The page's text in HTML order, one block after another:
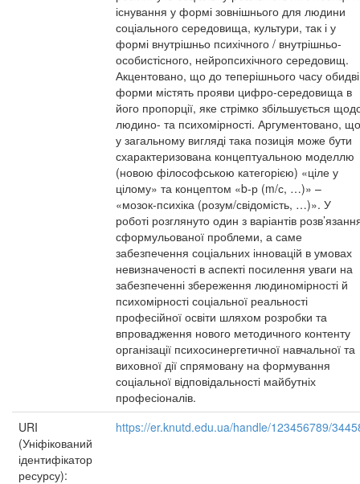
існування у формі зовнішнього для людини
соціального середовища, культури, так і у
формі внутрішньо психічного / внутрішньо-
особистісного, нейропсихічного середовищ.
Акцентовано, що до теперішнього часу обидві
форми містять прояви цифро-середовища в
його пропорції, яке стрімко збільшується
людино- та психомірності. Аргументовано, що
у загальному вигляді така позиція може бути
схарактеризована концептуальною моделлю
(новою філософською категорією) «ціле у
цілому» та концептом «b-р (m/с, …)» –
«мозок-психіка (розум/свідомість, …)». У
роботі розглянуто один з варіантів
сформульованої проблеми, а саме
забезпечення соціальних інновацій в умовах
невизначеності в аспекті посилення уваги на
забезпеченні збереження людиномірності й
психомірності соціальної реальності
професійної освіти шляхом розробки та
впровадження нового методичного контенту
організації психосинергетичної навчальної та
виховної дії спрямовану на формування
соціальної відповідальності майбутніх
професіоналів.
URI
(Уніфікований
ідентифікатор
ресурсу):
https://er.knutd.edu.ua/handle/123456789/